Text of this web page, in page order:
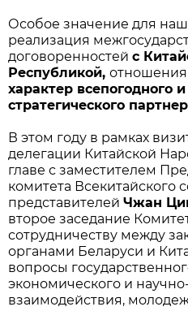
Особое значение для
реализация
договоренностей с
Республикой, отношения
характер всепогодного
стратегического
В этом году в рамках
делегации Китайской
главе с заместителем
комитета Всекитайского
представителей Чжан
второе заседание
сотрудничеству между
органами Беларуси и
вопросы
экономического и
взаимодействия,